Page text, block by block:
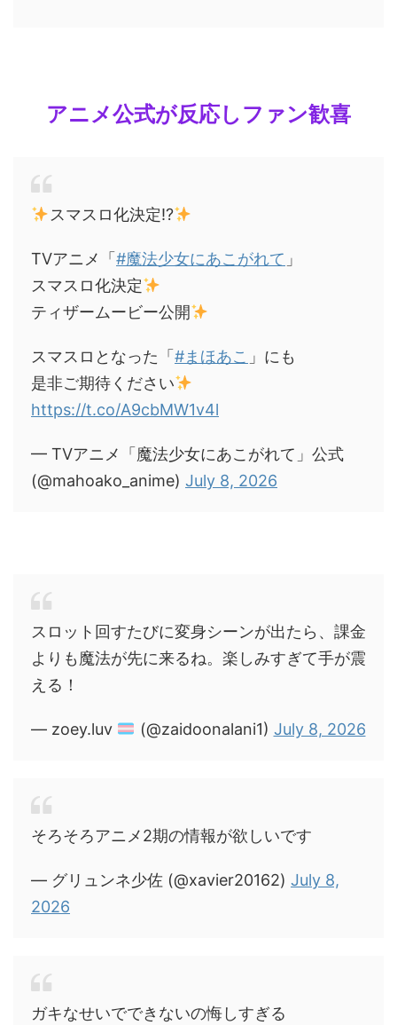
アニメ公式が反応しファン歓喜
スマスロ化決定⁉
TVアニメ「 #魔法少女にあこがれて 」
スマスロ化決定
ティザームービー公開
スマスロとなった「 #まほあこ 」にも
是非ご期待ください
https://t.co/A9cbMW1v4l
— TVアニメ「魔法少女にあこがれて」公式
(@mahoako_anime) July 8, 2026
スロット回すたびに変身シーンが出たら、課金
よりも魔法が先に来るね。楽しみすぎて手が震
える！
— zoey.luv (@zaidoonalani1) July 8, 2026
そろそろアニメ2期の情報が欲しいです
— グリュンネ少佐 (@xavier20162) July 8,
2026
ガキなせいでできないの悔しすぎる